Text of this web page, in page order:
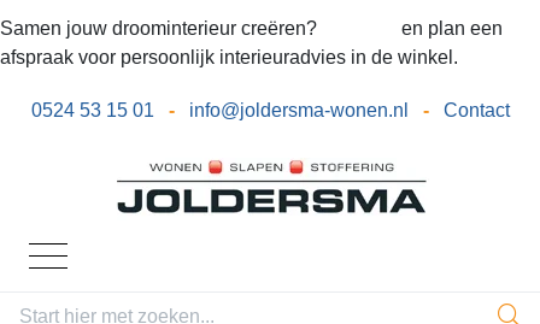
Samen jouw droominterieur creëren?
en plan een
afspraak voor persoonlijk interieuradvies in de winkel.
0524 53 15 01 - info@joldersma-wonen.nl - Contact